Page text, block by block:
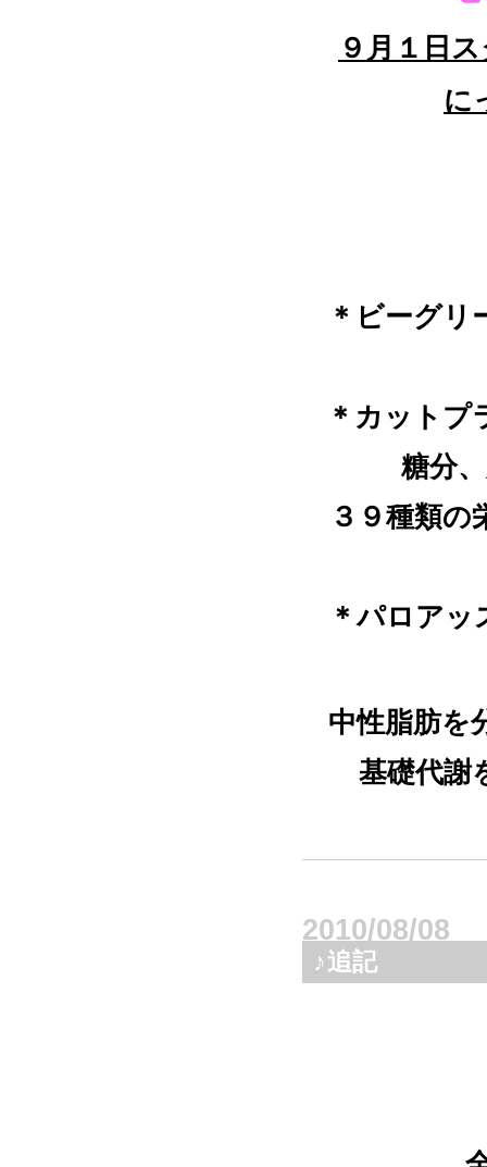
９月１日
に
＊ビーグ
＊カット
糖分
３９種類の
＊パロア
中性脂肪を
基礎代
2010/08/08
♪追記